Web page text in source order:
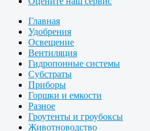
Главная
Удобрения
Освещение
Вентиляция
Гидропонные системы
Субстраты
Приборы
Горшки и емкости
Разное
Гроутенты и гроубоксы
Животноводство